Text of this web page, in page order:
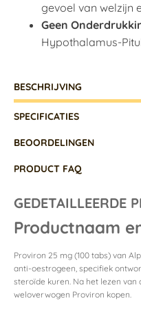
gevoel van welzijn
Geen
Hypothalamus-
BESCHRIJVING
SPECIFICATIES
BEOORDELINGEN
PRODUCT FAQ
GEDETAILLEERDE
Productnaam
Proviron 25 mg (100 tabs) van
anti-oestrogeen, specifiek
steroïde kuren. Na het lezen van
weloverwogen Proviron kopen.